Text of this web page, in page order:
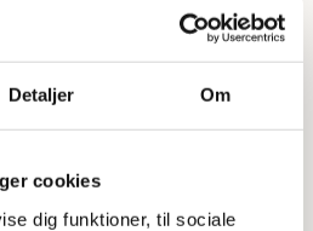
Detaljer Om
cookies
dig funktioner, til sociale
er gruppernes
udvikling, inspiration og i